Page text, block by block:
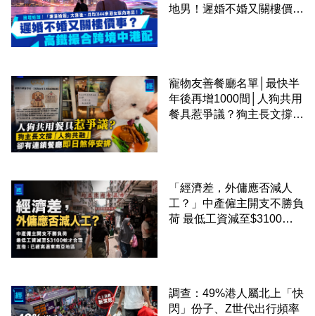
地男！遲婚不婚又關樓價
寵物友善餐廳名單│最快半
年後再增1000間│人狗共用
餐具惹爭議？狗主長文撐
「經濟差，外傭應否減人
工？」中產僱主開支不勝負
荷 最低工資減至$3100蚊
調查：49%港人屬北上「快
閃」份子、Z世代出行頻率